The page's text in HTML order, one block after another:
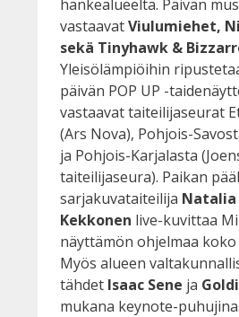
hankealueelta. Päivän
vastaavatViulumiehet,
sekä Tinyhawk &
Yleisölämpiöihin
päivän POP UP -
vastaavat taiteilijaseurat
(Ars Nova), Pohjois-
ja Pohjois-Karjalasta
taiteilijaseura). Paikan
sarjakuvataiteilija Natalia
Kekkonen live-kuvittaa
näyttämön ohjelmaa koko
Myös alueen
tähdet Isaac Sene ja
mukana keynote-puhujina.